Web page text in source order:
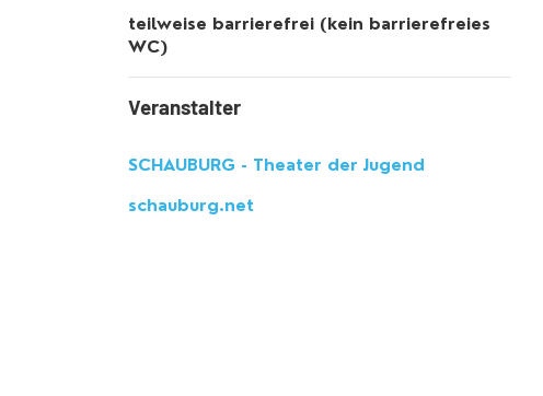
teilweise barrierefrei (kein barrierefreies
WC)
Veranstalter
SCHAUBURG - Theater der Jugend
schauburg.net